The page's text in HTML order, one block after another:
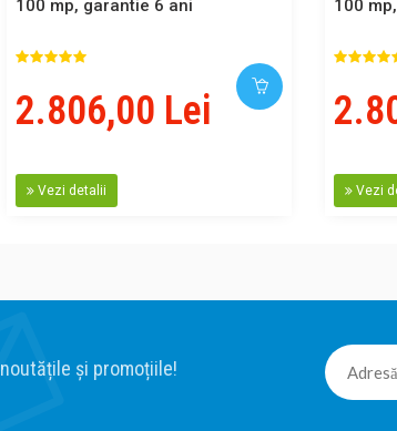
100 mp, garantie 6 ani
2.806,00 Lei
Vezi detalii
100
Vezi
noutățile și promoțiile!